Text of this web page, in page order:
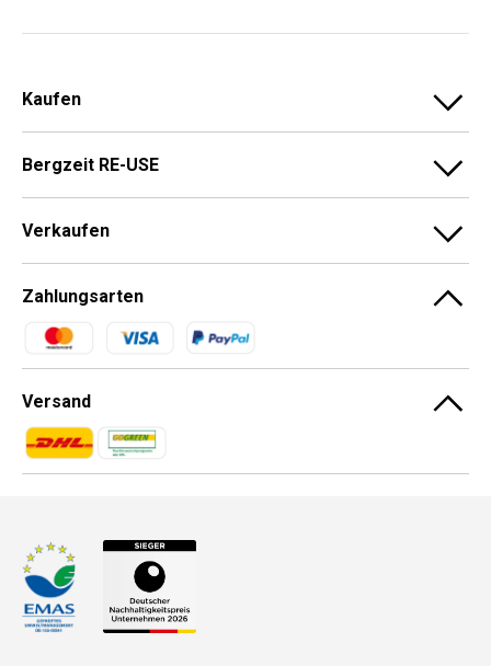
Kaufen
Bergzeit RE-USE
Verkaufen
Zahlungsarten
Zahlungsmethoden
Versand
Zahlungsmethoden
Zahlungsmethoden